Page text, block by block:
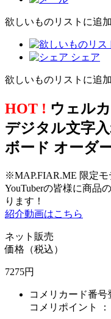
欲しいものリストに追
シェア
欲しいものリストに追
HOT ! ウェル
デジタル文字
ボード オーダ
※MAP.FIAR.ME 限定モ
YouTuberの皆様に商品
ります！
紹介動画はこちら
ネット販売
価格（税込）
7275円
コメリカード番
コメリポイント ：